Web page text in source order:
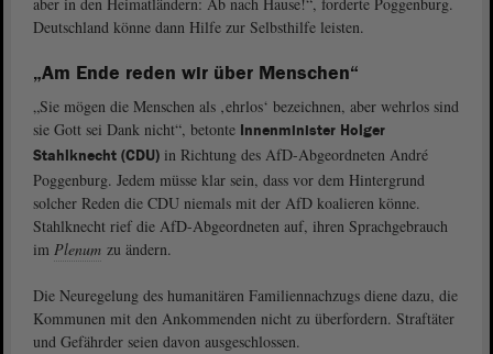
Deutschland könne dann Hilfe zur Selbsthilfe leisten.
„Am Ende reden wir über Menschen“
„Sie mögen die Menschen als ‚ehrlos‘ bezeichnen, aber wehrlos sind
sie Gott sei Dank nicht“, betonte Innenminister Holger
Stahlknecht (CDU) in Richtung des AfD-Abgeordneten André
Poggenburg. Jedem müsse klar sein, dass vor dem Hintergrund
solcher Reden die CDU niemals mit der AfD koalieren könne.
Stahlknecht rief die AfD-Abgeordneten auf, ihren Sprachgebrauch
im Plenum zu ändern.
Die Neuregelung des humanitären Familiennachzugs diene dazu, die
Kommunen mit den Ankommenden nicht zu überfordern. Straftäter
und Gefährder seien davon ausgeschlossen.